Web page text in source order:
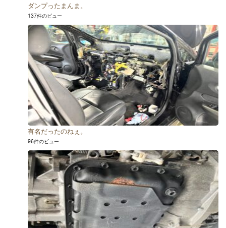
ダンプったまんま。
137件のビュー
有名だったのねぇ。
96件のビュー